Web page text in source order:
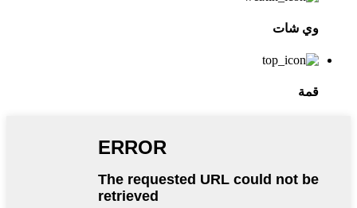
وي شات
قمة